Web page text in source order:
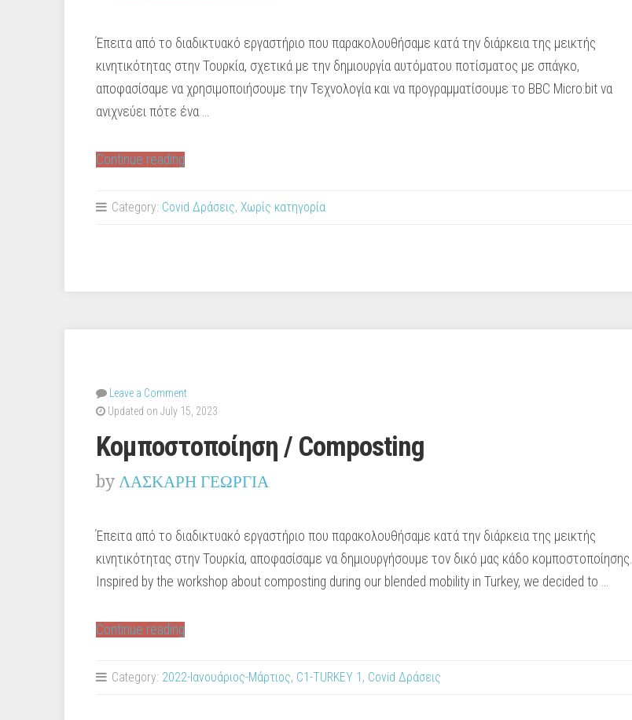
Έπειτα από το διαδικτυακό εργαστήριο που παρακολουθήσαμε κατά την διάρκεια της μεικτής
κινητικότητας στην Τουρκία, σχετικά με την δημιουργία αυτόματου ποτίσματος με σπάγκο,
αποφασίσαμε να χρησιμοποιήσουμε την Τεχνολογία και να προγραμματίσουμε το BBC Micro:bit να
ανιχνεύει πότε ένα …
Continue reading
ποτίσματος
watering”
Category: Covid Δράσεις, Χωρίς κατηγορία
Leave a Comment
Updated on July 15, 2023
Κομποστοποίηση / Composting
by ΛΑΣΚΑΡΗ ΓΕΩΡΓΙΑ
Έπειτα από το διαδικτυακό εργαστήριο που παρακολουθήσαμε κατά την διάρκεια της μεικτής
κινητικότητας στην Τουρκία, αποφασίσαμε να δημιουργήσουμε τον δικό μας κάδο κομποστοποίησης.
Inspired by the workshop about composting during our blended mobility in Turkey, we decided to …
Continue reading
Composting”
Category: 2022-Ιανουάριος-Μάρτιος, C1-TURKEY 1 , Covid Δράσεις